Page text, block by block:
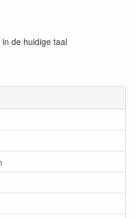
de huidige taal